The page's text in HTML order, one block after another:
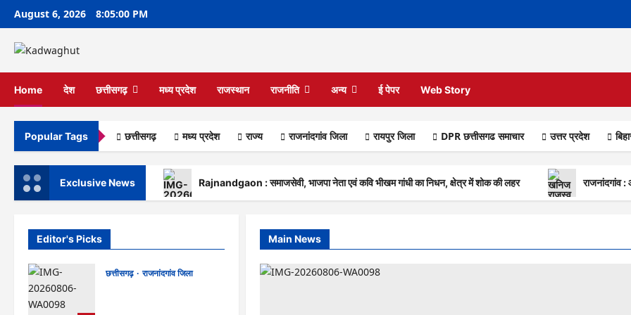
Skip
content
August 6, 2026 8:05:01 PM
Home देश छत्तीसगढ़ मध्य प्रदेश राजस्थान राजनीति अन्य ई पेपर Web Story
Popular Tags छत्तीसगढ़ मध्य प्रदेश राज्‍य राजनांदगांव जिला रायपुर जिला DPR छत्तीसगढ समाचार उत्तर प्रदेश
Exclusive News Rajnandgaon : समाजसेवी, भाजपा नेता एवं कवि भीखम गांधी का निधन, क्षेत्र में शोक की लहर राजनांदगांव :
Editor's Picks
छत्तीसगढ़
राजनांदगांव जिला
Main News